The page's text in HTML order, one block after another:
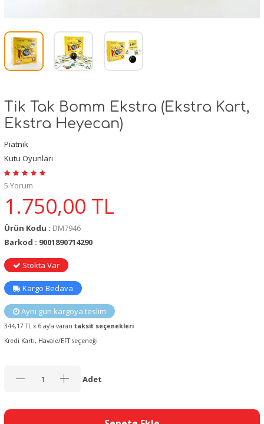
Tik Tak Bomm Ekstra (Ekstra Kart,
Ekstra Heyecan)
Piatnik
Kutu Oyunları
5 Yorum
1.750,00 TL
Ürün Kodu : DM7946
Barkod : 9001890714290
Stokta Var
Kargo Bedava
Aynı gün kargoya teslim
344,17 TL x 6 ay’a varan taksit seçenekleri
Kredi Kartı, Havale/EFT seçeneği
Adet